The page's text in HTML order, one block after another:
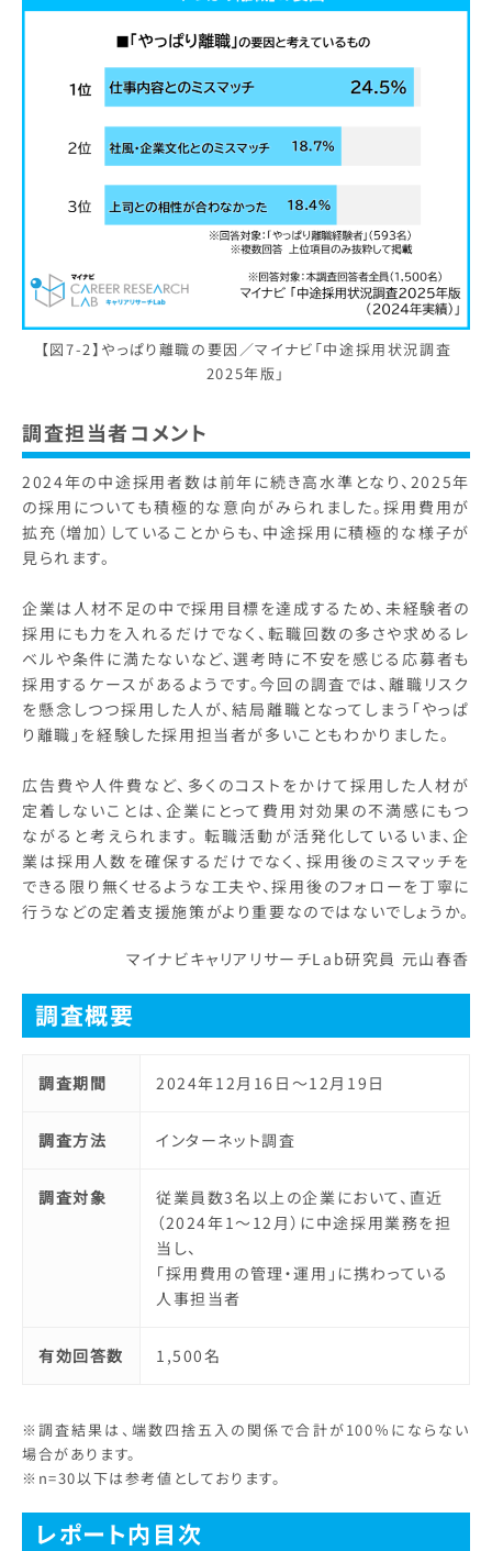
【図7-2】やっぱり離職の要因／マイナビ「中途採用状況調査
2025年版」
調査担当者コメント
2024年の中途採用者数は前年に続き高水準となり、2025年
の採用についても積極的な意向がみられました。採用費用が
拡充（増加）していることからも、中途採用に積極的な様子が
見られます。
企業は人材不足の中で採用目標を達成するため、未経験者の
採用にも力を入れるだけでなく、転職回数の多さや求めるレ
ベルや条件に満たないなど、選考時に不安を感じる応募者も
採用するケースがあるようです。今回の調査では、離職リスク
を懸念しつつ採用した人が、結局離職となってしまう「やっぱ
り離職」を経験した採用担当者が多いこともわかりました。
広告費や人件費など、多くのコストをかけて採用した人材が
定着しないことは、企業にとって費用対効果の不満感にもつ
ながると考えられます。 転職活動が活発化しているいま、企
業は採用人数を確保するだけでなく、採用後のミスマッチを
できる限り無くせるような工夫や、採用後のフォローを丁寧に
行うなどの定着支援施策がより重要なのではないでしょうか。
マイナビキャリアリサーチLab研究員 元山春香
調査概要
調査期間 2024年12月16日～12月19日
調査方法 インターネット調査
調査対象
従業員数3名以上の企業において、直近
（2024年1～12月）に中途採用業務を担
当し、
「採用費用の管理・運用」に携わっている
人事担当者
有効回答数 1,500名
※調査結果は、端数四捨五入の関係で合計が100％にならない
場合があります。
※n=30以下は参考値としております。
レポート内目次